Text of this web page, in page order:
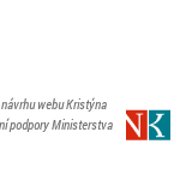
webu Kristýna
podpory Ministerstva